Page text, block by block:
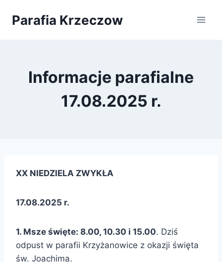
Parafia Krzeczow
Informacje parafialne
17.08.2025 r.
XX NIEDZIELA ZWYKŁA
17.08.2025 r.
1. Msze święte: 8.00, 10.30 i 15.00. Dziś
odpust w parafii Krzyżanowice z okazji święta
św. Joachima.